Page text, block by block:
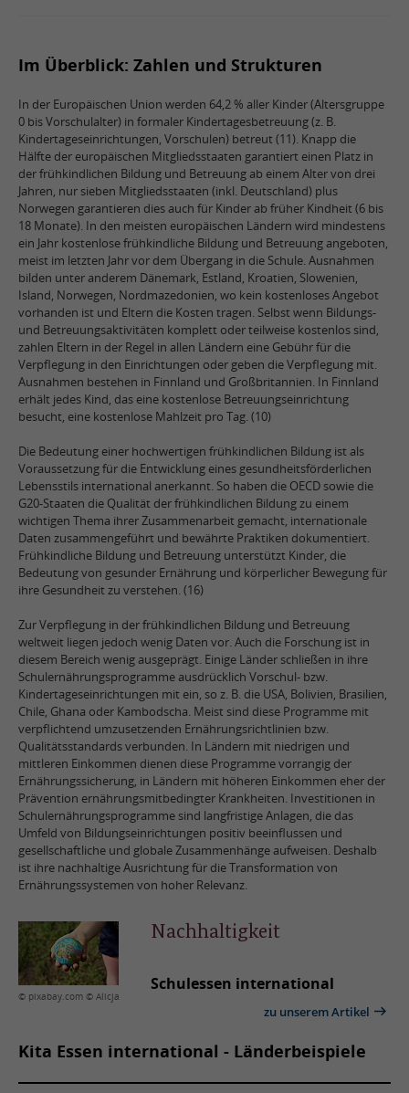
Im Überblick: Zahlen und Strukturen
In der Europäischen Union werden 64,2 % aller Kinder (Altersgruppe
0 bis Vorschulalter) in formaler Kindertagesbetreuung (z. B.
Kindertageseinrichtungen, Vorschulen) betreut (11). Knapp die
Hälfte der europäischen Mitgliedsstaaten garantiert einen Platz in
der frühkindlichen Bildung und Betreuung ab einem Alter von drei
Jahren, nur sieben Mitgliedsstaaten (inkl. Deutschland) plus
Norwegen garantieren dies auch für Kinder ab früher Kindheit (6 bis
18 Monate). In den meisten europäischen Ländern wird mindestens
ein Jahr kostenlose frühkindliche Bildung und Betreuung angeboten,
meist im letzten Jahr vor dem Übergang in die Schule. Ausnahmen
bilden unter anderem Dänemark, Estland, Kroatien, Slowenien,
Island, Norwegen, Nordmazedonien, wo kein kostenloses Angebot
vorhanden ist und Eltern die Kosten tragen. Selbst wenn Bildungs-
und Betreuungsaktivitäten komplett oder teilweise kostenlos sind,
zahlen Eltern in der Regel in allen Ländern eine Gebühr für die
Verpflegung in den Einrichtungen oder geben die Verpflegung mit.
Ausnahmen bestehen in Finnland und Großbritannien. In Finnland
erhält jedes Kind, das eine kostenlose Betreuungseinrichtung
besucht, eine kostenlose Mahlzeit pro Tag. (10)
Die Bedeutung einer hochwertigen frühkindlichen Bildung ist als
Voraussetzung für die Entwicklung eines gesundheitsförderlichen
Lebensstils international anerkannt. So haben die OECD sowie die
G20-Staaten die Qualität der frühkindlichen Bildung zu einem
wichtigen Thema ihrer Zusammenarbeit gemacht, internationale
Daten zusammengeführt und bewährte Praktiken dokumentiert.
Frühkindliche Bildung und Betreuung unterstützt Kinder, die
Bedeutung von gesunder Ernährung und körperlicher Bewegung für
ihre Gesundheit zu verstehen. (16)
Zur Verpflegung in der frühkindlichen Bildung und Betreuung
weltweit liegen jedoch wenig Daten vor. Auch die Forschung ist in
diesem Bereich wenig ausgeprägt. Einige Länder schließen in ihre
Schulernährungsprogramme ausdrücklich Vorschul- bzw.
Kindertageseinrichtungen mit ein, so z. B. die USA, Bolivien, Brasilien,
Chile, Ghana oder Kambodscha. Meist sind diese Programme mit
verpflichtend umzusetzenden Ernährungsrichtlinien bzw.
Qualitätsstandards verbunden. In Ländern mit niedrigen und
mittleren Einkommen dienen diese Programme vorrangig der
Ernährungssicherung, in Ländern mit höheren Einkommen eher der
Prävention ernährungsmitbedingter Krankheiten. Investitionen in
Schulernährungsprogramme sind langfristige Anlagen, die das
Umfeld von Bildungseinrichtungen positiv beeinflussen und
gesellschaftliche und globale Zusammenhänge aufweisen. Deshalb
ist ihre nachhaltige Ausrichtung für die Transformation von
Ernährungssystemen von hoher Relevanz.
© pixabay.com © Alicja
Nachhaltigkeit
Schulessen international
zu unserem Artikel
Kita Essen international - Länderbeispiele